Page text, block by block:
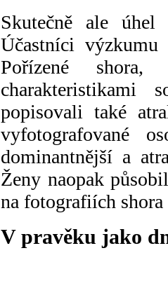
Skutečně ale
Účastníci
Pořízené
charakteristikami
popisovali také
vyfotografované
dominantnější a a
Ženy naopak
na fotografiích
V pravěku jako